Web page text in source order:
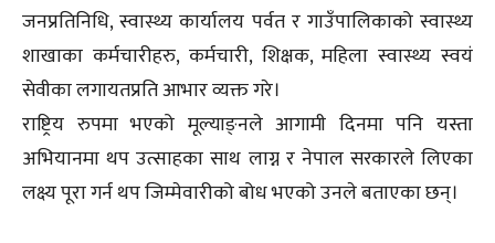
जनप्रतिनिधि, स्वास्थ्य कार्यालय पर्वत र गाउँपालिकाको स्वास्थ्य
शाखाका कर्मचारीहरु, कर्मचारी, शिक्षक, महिला स्वास्थ्य स्वयं
सेवीका लगायतप्रति आभार व्यक्त गरे।
राष्ट्रिय रुपमा भएको मूल्याङ्नले आगामी दिनमा पनि यस्ता
अभियानमा थप उत्साहका साथ लाग्न र नेपाल सरकारले लिएका
लक्ष्य पूरा गर्न थप जिम्मेवारीको बोध भएको उनले बताएका छन्।